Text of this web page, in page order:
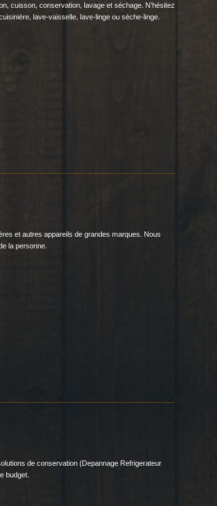
cuisson, conservation, lavage et séchage. N’hésitez
lave-vaisselle, lave-linge ou sèche-linge.
et autres appareils de grandes marques. Nous
la personne.
de conservation (Depannage Refrigerateur
budget.